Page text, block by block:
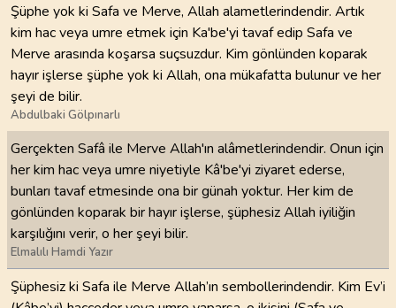
Şüphe yok ki Safa ve Merve, Allah alametlerindendir. Artık
kim hac veya umre etmek için Ka'be'yi tavaf edip Safa ve
Merve arasında koşarsa suçsuzdur. Kim gönlünden koparak
hayır işlerse şüphe yok ki Allah, ona mükafatta bulunur ve her
şeyi de bilir.
Abdulbaki Gölpınarlı
Gerçekten Safâ ile Merve Allah'ın alâmetlerindendir. Onun için
her kim hac veya umre niyetiyle Kâ'be'yi ziyaret ederse,
bunları tavaf etmesinde ona bir günah yoktur. Her kim de
gönlünden koparak bir hayır işlerse, şüphesiz Allah iyiliğin
karşılığını verir, o her şeyi bilir.
Elmalılı Hamdi Yazır
Şüphesiz ki Safa ile Merve Allah’ın sembollerindendir. Kim Ev’i